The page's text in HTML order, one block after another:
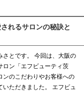
れるサロンの秘訣と
さとです。 今回は、大阪の
ロン「エフビューティ茨
ンのこだわりやお客様への
ただきました。 エフビュ